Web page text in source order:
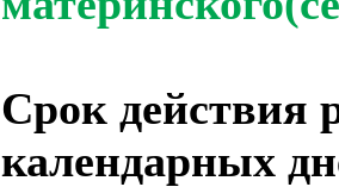
Срок действия
календарных